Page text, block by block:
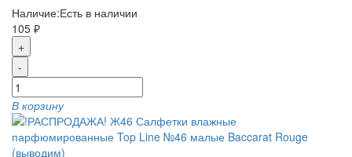
Наличие:Есть в наличии
105 ₽
+
-
В корзину